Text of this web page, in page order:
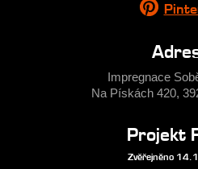
Impregnace
Na Pískách 420,
Projekt
Zvěřejněno